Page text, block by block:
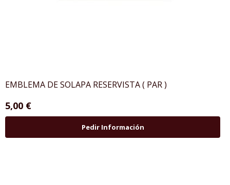
EMBLEMA DE SOLAPA RESERVISTA ( PAR )
5,00 €
Pedir Información